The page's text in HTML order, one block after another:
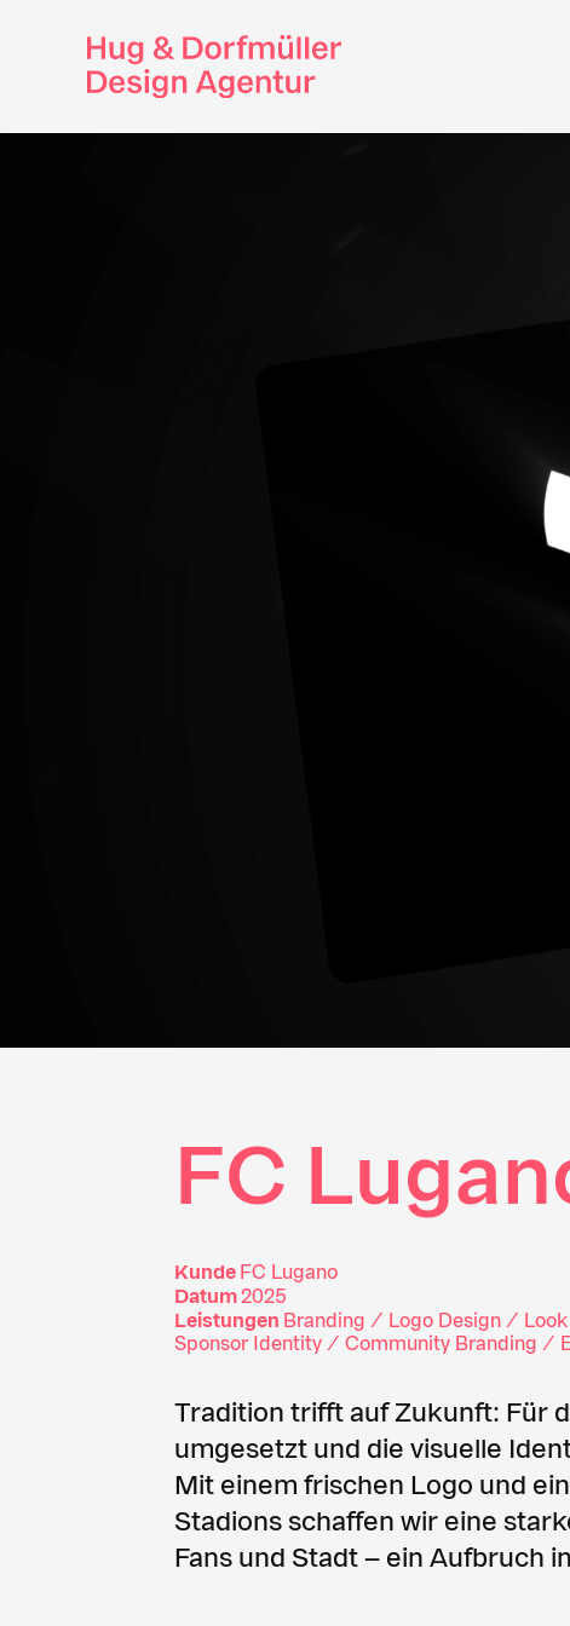
FC
Kunde FC Lugano
Datum2025
Leistungen Branding / Logo Design /
Sponsor Identity / Community Branding /
Tradition trifft auf Zukunft: Für
umgesetzt und die visuelle
Mit einem frischen Logo und
Stadions schaffen wir eine
Fans und Stadt – ein Aufbruch